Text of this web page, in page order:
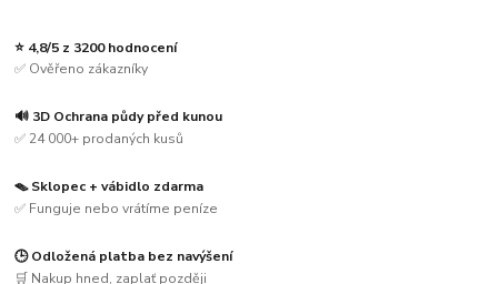
⭐ 4,8/5 z 3200 hodnocení
✅ Ověřeno zákazníky
🔊 3D Ochrana půdy před kunou
✅ 24 000+ prodaných kusů
🪤 Sklopec + vábidlo zdarma
✅ Funguje nebo vrátíme peníze
🕒 Odložená platba bez navýšení
🛒 Nakup hned, zaplať později